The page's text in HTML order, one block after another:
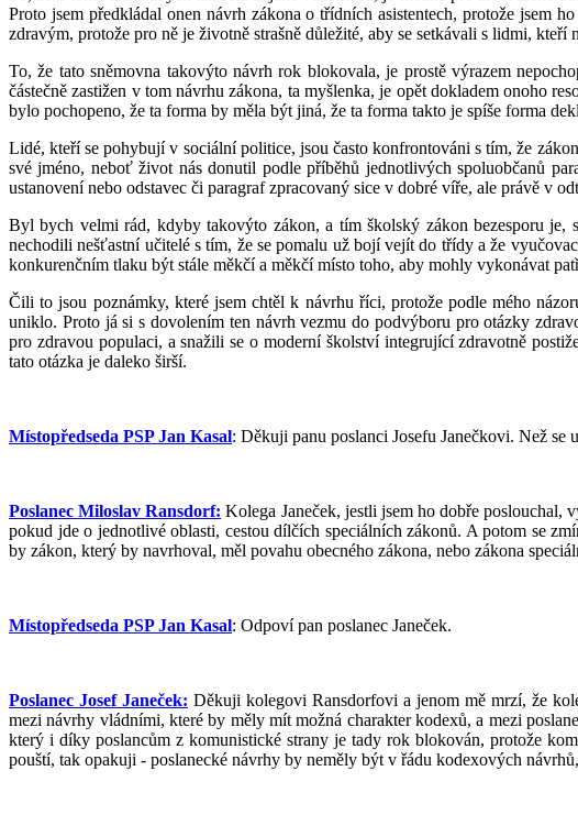
Proto jsem předkládal onen návrh zákona o třídních asistentech, protože jsem
zdravým, protože pro ně je životně strašně důležité, aby se setkávali s lidmi,
To, že tato sněmovna takovýto návrh rok blokovala, je prostě výrazem
částečně zastižen v tom návrhu zákona, ta myšlenka, je opět dokladem onoho
bylo pochopeno, že ta forma by měla být jiná, že ta forma takto je spíše forma
Lidé, kteří se pohybují v sociální politice, jsou často konfrontováni s tím, že
své jméno, neboť život nás donutil podle příběhů jednotlivých spoluobčanů
ustanovení nebo odstavec či paragraf zpracovaný sice v dobré víře, ale právě v
Byl bych velmi rád, kdyby takovýto zákon, a tím školský zákon bezesporu
nechodili nešťastní učitelé s tím, že se pomalu už bojí vejít do třídy a že
konkurenčním tlaku být stále měkčí a měkčí místo toho, aby mohly vykonávat
Čili to jsou poznámky, které jsem chtěl k návrhu říci, protože podle mého
uniklo. Proto já si s dovolením ten návrh vezmu do podvýboru pro otázky
pro zdravou populaci, a snažili se o moderní školství integrující zdravotně
tato otázka je daleko širší.
Místopředseda PSP Jan Kasal: Děkuji panu poslanci Josefu Janečkovi. Než se
Poslanec Miloslav Ransdorf: Kolega Janeček, jestli jsem ho dobře poslouchal,
pokud jde o jednotlivé oblasti, cestou dílčích speciálních zákonů. A potom se
by zákon, který by navrhoval, měl povahu obecného zákona, nebo zákona
Místopředseda PSP Jan Kasal: Odpoví pan poslanec Janeček.
Poslanec Josef Janeček: Děkuji kolegovi Ransdorfovi a jenom mě mrzí, že
mezi návrhy vládními, které by měly mít možná charakter kodexů, a mezi
který i díky poslancům z komunistické strany je tady rok blokován, protože
pouští, tak opakuji - poslanecké návrhy by neměly být v řádu kodexových